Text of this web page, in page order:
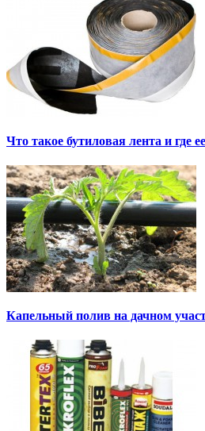
Что такое бутиловая лента и где
Капельный полив на дачном